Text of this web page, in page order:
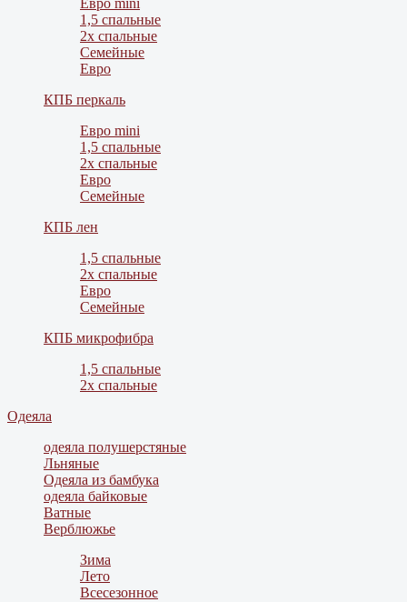
Евро mini
1,5 спальные
2х спальные
Семейные
Евро
КПБ перкаль
Евро mini
1,5 спальные
2х спальные
Евро
Семейные
КПБ лен
1,5 спальные
2х спальные
Евро
Семейные
КПБ микрофибра
1,5 спальные
2х спальные
Одеяла
одеяла полушерстяные
Льняные
Одеяла из бамбука
одеяла байковые
Ватные
Верблюжье
Зима
Лето
Всесезонное